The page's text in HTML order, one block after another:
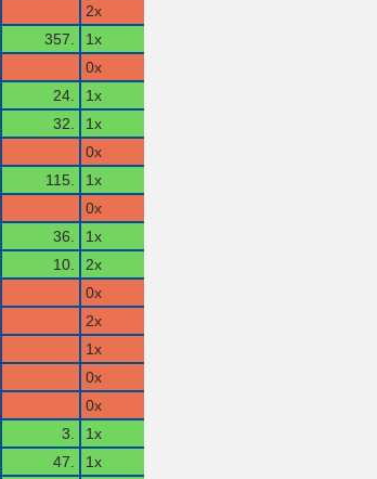
2x
357.
1x
0x
24.
1x
32.
1x
0x
115.
1x
0x
36.
1x
10.
2x
0x
2x
1x
0x
0x
3.
1x
47.
1x